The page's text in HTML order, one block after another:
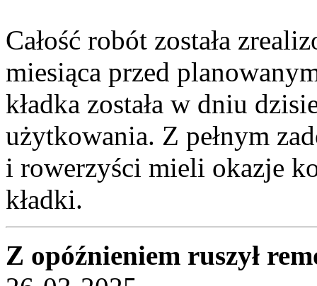
Całość robót została
miesiąca przed
kładka została w dniu
użytkowania. Z pełnym
i rowerzyści mieli okazje
kładki.
Z opóźnieniem ruszył